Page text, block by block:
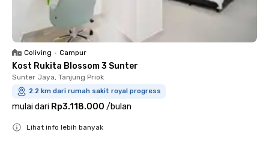
Coliving • Campur
Kost Rukita Blossom 3 Sunter
Sunter Jaya, Tanjung Priok
2.2 km dari rumah sakit royal progress
mulai dari Rp3.118.000 /bulan
Lihat info lebih banyak